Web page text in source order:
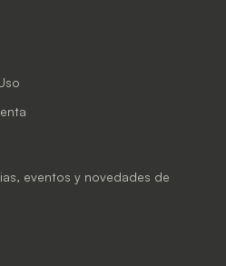
eventos y novedades de